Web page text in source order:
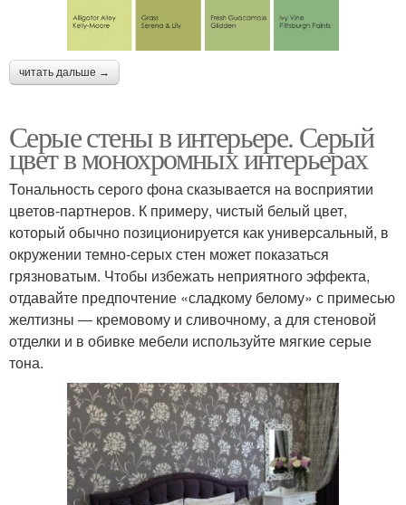
читать дальше →
Серые стены в интерьере. Серый
цвет в монохромных интерьерах
Тональность серого фона сказывается на восприятии
цветов-партнеров. К примеру, чистый белый цвет,
который обычно позиционируется как универсальный, в
окружении темно-серых стен может показаться
грязноватым. Чтобы избежать неприятного эффекта,
отдавайте предпочтение «сладкому белому» с примесью
желтизны ― кремовому и сливочному, а для стеновой
отделки и в обивке мебели используйте мягкие серые
тона.